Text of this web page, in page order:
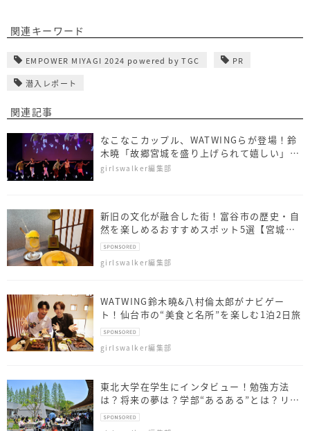
関連キーワード
EMPOWER MIYAGI 2024 powered by TGC PR
潜入レポート
関連記事
なこなこカップル、WATWINGらが登場！鈴
木曉「故郷宮城を盛り上げられて嬉しい」の
べ約1,300 名が来場
girlswalker編集部
新旧の文化が融合した街！富谷市の歴史・自
然を楽しめるおすすめスポット5選【宮城
県】
girlswalker編集部
WATWING鈴木曉&八村倫太郎がナビゲー
ト！仙台市の“美食と名所”を楽しむ1泊2日旅
girlswalker編集部
東北大学在学生にインタビュー！勉強方法
は？将来の夢は？学部“あるある”とは？リア
ルな声をお届け